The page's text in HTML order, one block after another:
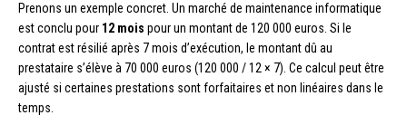
Prenons un exemple concret. Un marché de maintenance informatique
est conclu pour 12 mois pour un montant de 120 000 euros. Si le
contrat est résilié après 7 mois d’exécution, le montant dû au
prestataire s’élève à 70 000 euros (120 000 / 12 × 7). Ce calcul peut être
ajusté si certaines prestations sont forfaitaires et non linéaires dans le
temps.